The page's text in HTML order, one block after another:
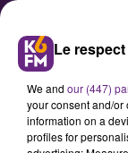
Le
We and our (447)
your consent and/or
information on a
profiles for